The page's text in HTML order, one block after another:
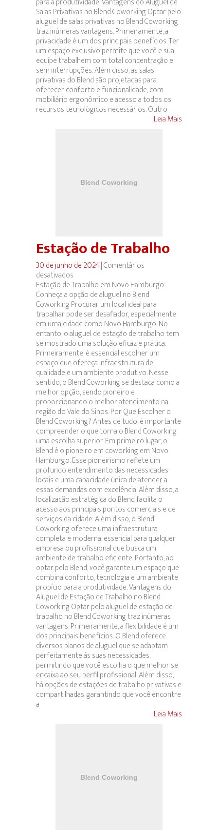
Salas Privativas no Blend Coworking Optar pelo
aluguel de salas privativas no Blend Coworking
traz inúmeras vantagens. Primeiramente, a
privacidade é um dos principais benefícios. Ter
um espaço exclusivo permite que você e sua
equipe trabalhem com total concentração e
sem interrupções. Além disso, as salas
privativas do Blend são projetadas para
oferecer conforto e funcionalidade, com
mobiliário ergonômico e acesso a todos os
recursos tecnológicos necessários. Outro
Leia Mais
Estação de Trabalho
30 de junho de 2024|Comentários
desativados
Estação
de
Trabalho
Estação de Trabalho em Novo Hamburgo:
Conheça a opção de aluguel no Blend
Coworking Procurar um local ideal para
trabalhar pode ser desafiador, especialmente
em uma cidade como Novo Hamburgo. No
entanto, o aluguel de estação de trabalho tem
se mostrado uma solução eficaz e prática.
Primeiramente, é essencial escolher um
espaço que ofereça infraestrutura de
qualidade e um ambiente produtivo. Nesse
sentido, o Blend Coworking se destaca como a
melhor opção, sendo pioneiro e
proporcionando o melhor atendimento na
região do Vale do Sinos. Por Que Escolher o
Blend Coworking? Antes de tudo, é importante
compreender o que torna o Blend Coworking
uma escolha superior. Em primeiro lugar, o
Blend é o pioneiro em coworking em Novo
Hamburgo. Esse pioneirismo reflete um
profundo entendimento das necessidades
locais e uma capacidade única de atender a
essas demandas com excelência. Além disso, a
localização estratégica do Blend facilita o
acesso aos principais pontos comerciais e de
serviços da cidade. Além disso, o Blend
Coworking oferece uma infraestrutura
completa e moderna, essencial para qualquer
empresa ou profissional que busca um
ambiente de trabalho eficiente. Portanto, ao
optar pelo Blend, você garante um espaço que
combina conforto, tecnologia e um ambiente
propício para a produtividade. Vantagens do
Aluguel de Estação de Trabalho no Blend
Coworking Optar pelo aluguel de estação de
trabalho no Blend Coworking traz inúmeras
vantagens. Primeiramente, a flexibilidade é um
dos principais benefícios. O Blend oferece
diversos planos de aluguel que se adaptam
perfeitamente às suas necessidades,
permitindo que você escolha o que melhor se
encaixa ao seu perfil profissional. Além disso,
há opções de estações de trabalho privativas e
compartilhadas, garantindo que você encontre
a
Leia Mais